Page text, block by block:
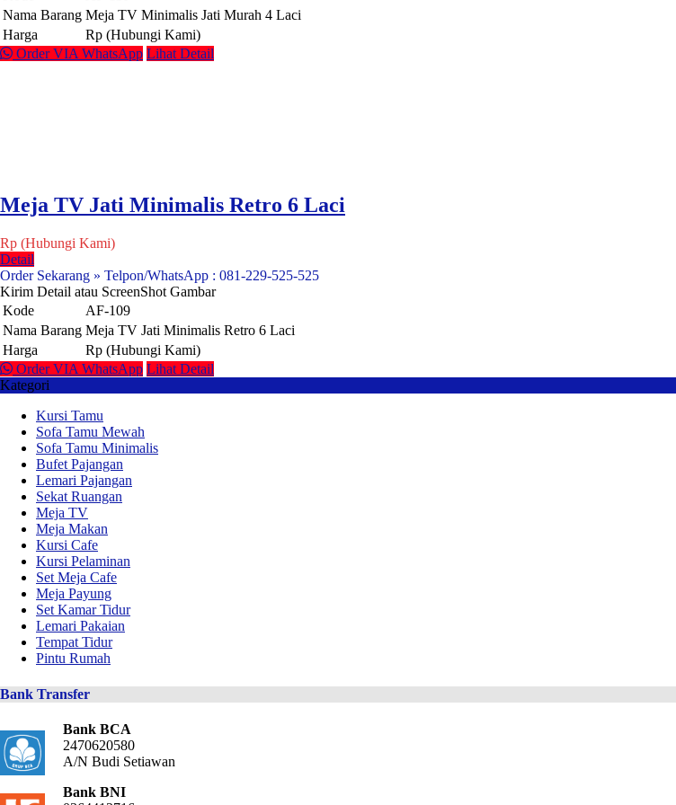
Nama Barang Meja TV Minimalis Jati Murah 4 Laci
Harga
Rp (Hubungi Kami)
Order VIA WhatsApp Lihat Detail
Meja TV Jati Minimalis Retro 6 Laci
Rp (Hubungi Kami)
Detail
Order Sekarang » Telpon/WhatsApp : 081-229-525-525
Kirim Detail atau ScreenShot Gambar
Kode
AF-109
Nama Barang Meja TV Jati Minimalis Retro 6 Laci
Harga
Rp (Hubungi Kami)
Order VIA WhatsApp Lihat Detail
Kategori
Kursi Tamu
Sofa Tamu Mewah
Sofa Tamu Minimalis
Bufet Pajangan
Lemari Pajangan
Sekat Ruangan
Meja TV
Meja Makan
Kursi Cafe
Kursi Pelaminan
Set Meja Cafe
Meja Payung
Set Kamar Tidur
Lemari Pakaian
Tempat Tidur
Pintu Rumah
Bank Transfer
Bank BCA
2470620580
A/N Budi Setiawan
Bank BNI